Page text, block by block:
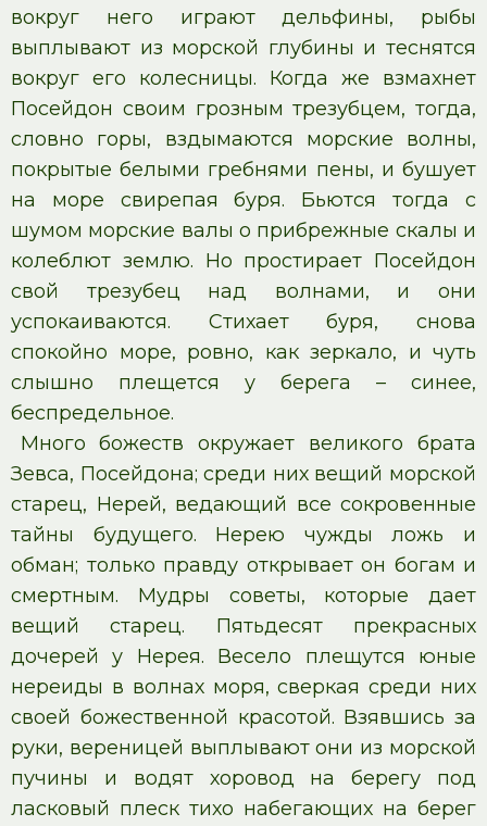
вокруг него играют дельфины, рыбы
выплывают из морской глубины и теснятся
вокруг его колесницы. Когда же взмахнет
Посейдон своим грозным трезубцем, тогда,
словно горы, вздымаются морские волны,
покрытые белыми гребнями пены, и бушует
на море свирепая буря. Бьются тогда с
шумом морские валы о прибрежные скалы и
колеблют землю. Но простирает Посейдон
свой трезубец над волнами, и они
успокаиваются. Стихает буря, снова
спокойно море, ровно, как зеркало, и чуть
слышно плещется у берега – синее,
беспредельное.
Много божеств окружает великого брата
Зевса, Посейдона; среди них вещий морской
старец, Нерей, ведающий все сокровенные
тайны будущего. Нерею чужды ложь и
обман; только правду открывает он богам и
смертным. Мудры советы, которые дает
вещий старец. Пятьдесят прекрасных
дочерей у Нерея. Весело плещутся юные
нереиды в волнах моря, сверкая среди них
своей божественной красотой. Взявшись за
руки, вереницей выплывают они из морской
пучины и водят хоровод на берегу под
ласковый плеск тихо набегающих на берег